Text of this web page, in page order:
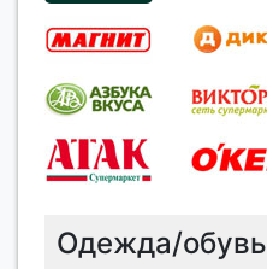
Одежда/обувь